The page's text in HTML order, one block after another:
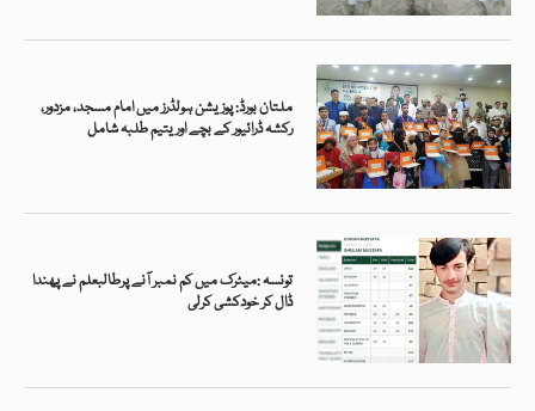
ملتان بورڈ: پوزیشن ہولڈرز میں امام مسجد، مزدور،
رکشہ ڈرائیور کے بچے اور یتیم طلبہ شامل
تونسہ :میٹرک میں کم نمبر آنے پرطالبعلم نے پھندا
ڈال کر خودکشی کرلی